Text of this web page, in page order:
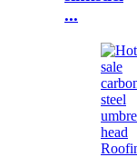
...